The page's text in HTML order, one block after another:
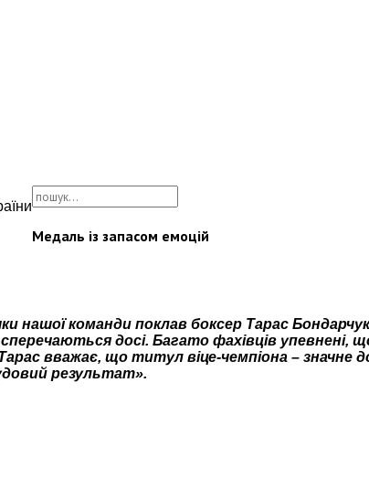
Медаль із запасом емоцій
нашої команди поклав боксер Тарас
досі. Багато фахівців упевнені,
вважає, що титул віце-чемпіона – значне
результат».